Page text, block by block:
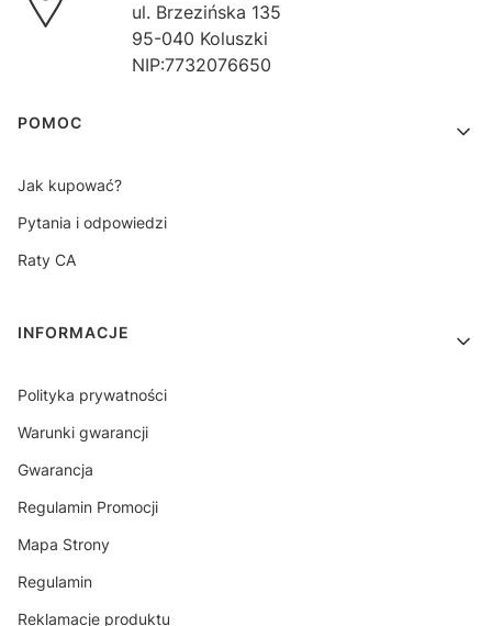
ul. Brzezińska 135
95-040 Koluszki
NIP:7732076650
Linki w stopce
POMOC
Jak kupować?
Pytania i odpowiedzi
Raty CA
INFORMACJE
Polityka prywatności
Warunki gwarancji
Gwarancja
Regulamin Promocji
Mapa Strony
Regulamin
Reklamacje produktu